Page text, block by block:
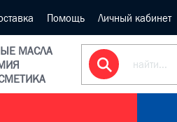
Помощь Личный кабинет
МАСЛА